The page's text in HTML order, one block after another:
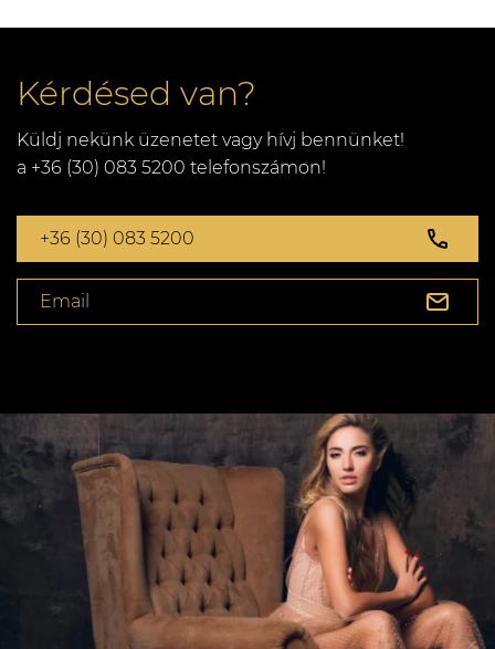
Kérdésed van?
Küldj nekünk üzenetet vagy hívj bennünket!
a +36 (30) 083 5200 telefonszámon!
+36 (30) 083 5200
Email